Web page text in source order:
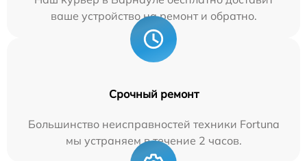
ваше устройство на ремонт и обратно.
Срочный ремонт
Большинство неисправностей техники Fortuna
мы устраняем в течение 2 часов.